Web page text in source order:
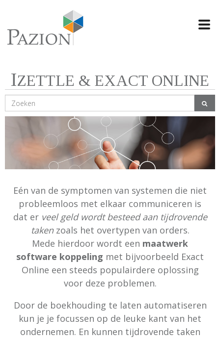
IZETTLE & EXACT ONLINE
Eén van de symptomen van systemen die niet
probleemloos met elkaar communiceren is
dat er veel geld wordt besteed aan tijdrovende
takenzoals het overtypen van orders.
Mede hierdoor wordt een maatwerk
software koppeling met bijvoorbeeld Exact
Online een steeds populairdere oplossing
voor deze problemen.
Door de boekhouding te laten automatiseren
kun je je focussen op de leuke kant van het
ondernemen. En kunnen tijdrovende taken